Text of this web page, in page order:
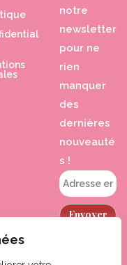
notre
newsletter
pour ne
rien
manquer
des
dernières
nouveauté
s !